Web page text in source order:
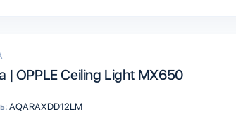
| OPPLE Ceiling Light MX650
AQARAXDD12LM